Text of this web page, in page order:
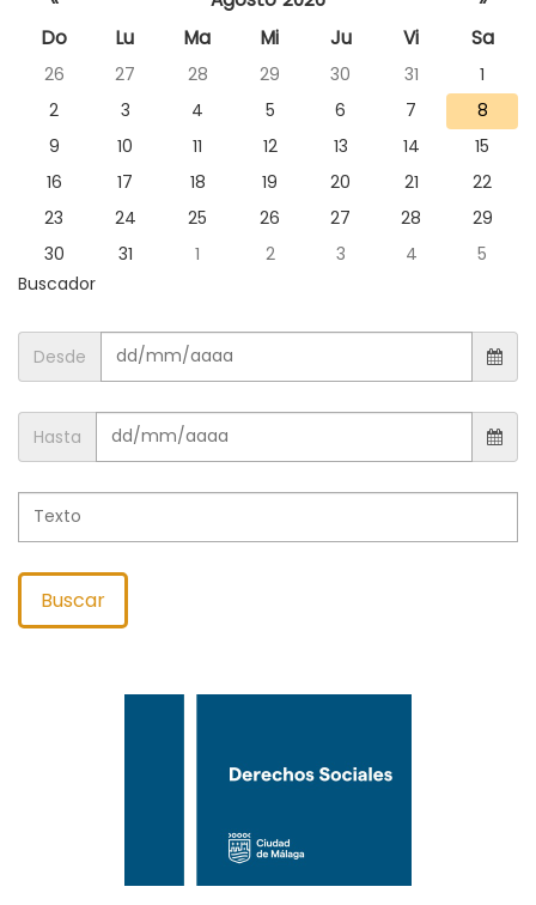
idioma
un día
para
consultar
de ese día
Do
Lu Ma Mi Ju Vi Sa
26 27 28 29 30 31
1
2
3 4 5 6 7
8
9
10 11 12 13 14
15
16
17 18 19 20 21
22
23
24 25 26 27 28
29
30
31 1 2 3 4
5
Buscador
Desde
Hasta
Buscar